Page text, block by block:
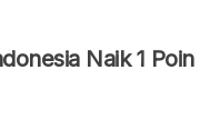
Naik 1 Poin